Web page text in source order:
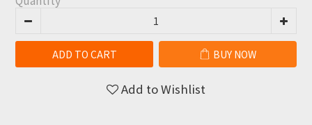
ADD TO CART BUY NOW
Add to Wishlist